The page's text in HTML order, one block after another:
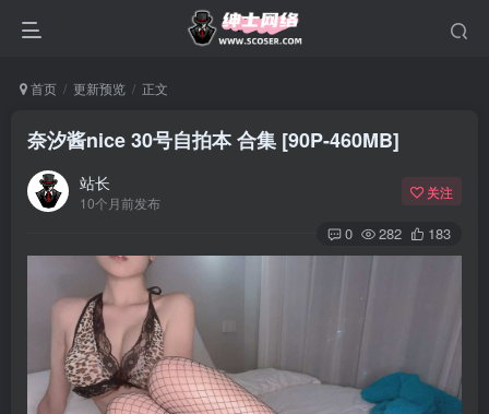
首页 更新预览 正文
奈汐酱nice 30号自拍本 合集 [90P-460MB]
站长
10个月前发布
关注
0 282 183